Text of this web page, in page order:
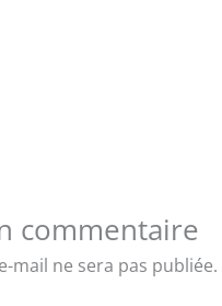
commentaire
mail ne sera pas publiée.